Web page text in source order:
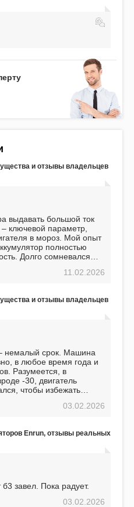
и отзывы владельцев
выдавать большой ток
ключевой параметр,
в мороз. Мой опыт
полностью
Долго сомневался
отличное вложение,11.02.2026
и отзывы владельцев
немалый срок. Машина
в любое время года и
Разумеется, в
-30, двигатель
чтобы избежать
единой поломки,
он даже
модель.
03.02.2026
Enrun, отзывы реальных
завел. Пока радует.
03.02.2026